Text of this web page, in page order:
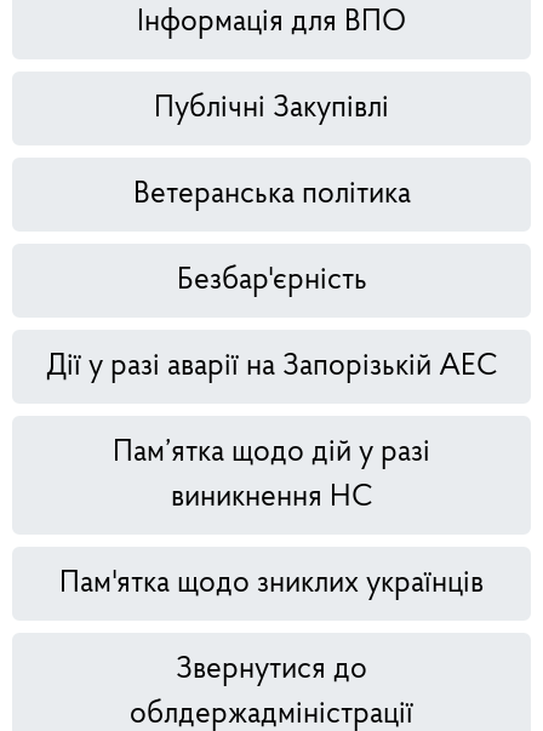
Інформація для ВПО
Публічні Закупівлі
Ветеранська політика
Безбар'єрність
Дії у разі аварії на Запорізькій АЕС
Пам’ятка щодо дій у разі
виникнення НС
Пам'ятка щодо зниклих українців
Звернутися до
облдержадміністрації